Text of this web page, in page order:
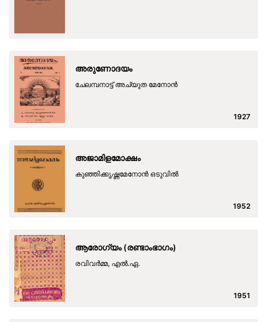
അരുണോദയം
ചേലമ്പനാട്ട് അച്യുത മേനോൻ
1927
അജാമിളമോക്ഷം
കുഞ്ഞിക്കൃഷ്ണമേനോന്‍ ഒടുവില്‍
1952
ആരോഗ്യം (രണ്ടാംഭാഗം)
രവിവർമ്മ, എൽ.ഏ.
1951